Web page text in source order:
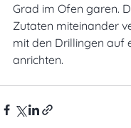
Grad im Ofen garen.
Zutaten miteinander
mit den Drillingen auf
anrichten.